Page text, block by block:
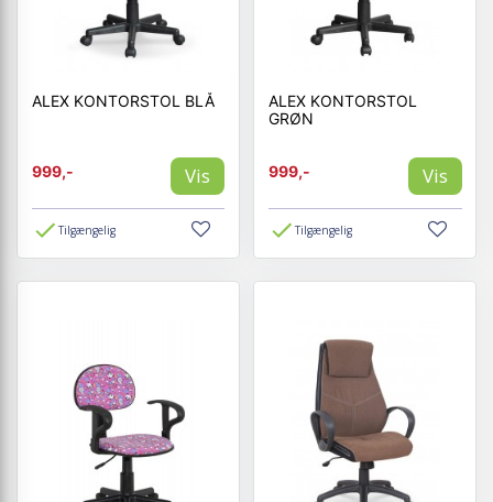
ALEX KONTORSTOL BLÅ
999,- Vis
Tilgængelig
ALEX KONTORSTOL
GRØN
999,- Vis
Tilgængelig